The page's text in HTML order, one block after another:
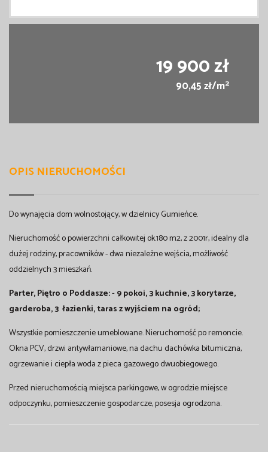
19 900 zł
90,45 zł/m2
OPIS NIERUCHOMOŚCI
Do wynajęcia dom wolnostojący, w dzielnicy Gumieńce.
Nieruchomość o powierzchni całkowitej ok.180 m2, z 2001r, idealny dla
dużej rodziny, pracowników - dwa niezależne wejścia, możliwość
oddzielnych 3 mieszkań.
Parter, Piętro o Poddasze: - 9 pokoi, 3 kuchnie, 3 korytarze,
garderoba, 3 łazienki, taras z wyjściem na ogród;
Wszystkie pomieszczenie umeblowane. Nieruchomość po remoncie.
Okna PCV, drzwi antywłamaniowe, na dachu dachówka bitumiczna,
ogrzewanie i ciepła woda z pieca gazowego dwuobiegowego.
Przed nieruchomością miejsca parkingowe, w ogrodzie miejsce
odpoczynku, pomieszczenie gospodarcze, posesja ogrodzona.